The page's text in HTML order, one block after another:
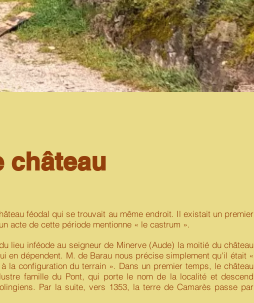
château
féodal qui se trouvait au même endroit. Il existait un premier
acte de cette période mentionne « le castrum ».
inféode au seigneur de Minerve (Aude) la moitié du château
en dépendent. M. de Barau nous précise simplement qu'il était «
la configuration du terrain ». Dans un premier temps, le château
famille du Pont, qui porte le nom de la localité et descend
Par la suite, vers 1353, la terre de Camarès passe par